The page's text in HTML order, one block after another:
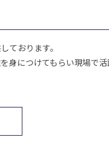
ております。
身につけてもらい現場で